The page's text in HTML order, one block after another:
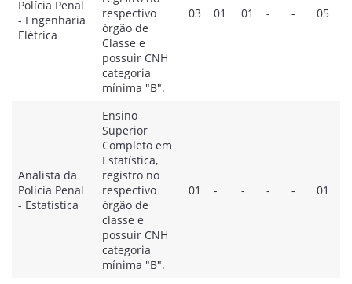
Polícia Penal
- Engenharia
Elétrica
respectivo
órgão de
Classe e
possuir CNH
categoria
mínima "B".
03 01 01 - - 05
Analista da
Polícia Penal
- Estatística
Ensino
Superior
Completo em
Estatística,
registro no
respectivo
órgão de
classe e
possuir CNH
categoria
mínima "B".
01 - - - - 01